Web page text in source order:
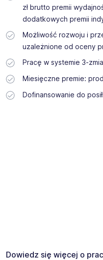
zł brutto premii
dodatkowych premii
Możliwość rozwoju i
uzależnione od oceny
Pracę w systemie 3-
Miesięczne premie:
Dofinansowanie do
Dowiedz się więcej o